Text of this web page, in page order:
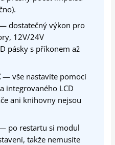
dostatečný výkon pro
12V/24V
pásky s příkonem až
— vše nastavíte pomocí
integrovaného LCD
ani knihovny nejsou
po restartu si modul
takže nemusíte